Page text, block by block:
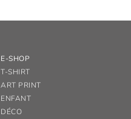
E-SHOP
T-SHIRT
ART PRINT
ENFANT
DÉCO